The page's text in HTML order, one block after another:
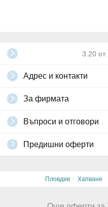
3.20 от
Адрес и контакти
За фирмата
Въпроси и отговори
Предишни оферти
Пловдив · Хапване ·